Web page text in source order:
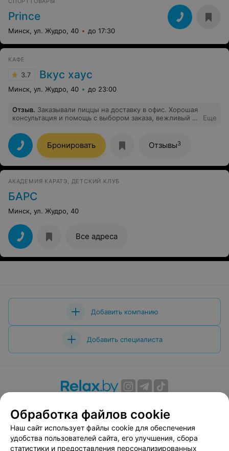
Prince
Минск, ул. Жудро, 40 до 17:30
КАФЕ
3.7 Вкус хаус
Минск, ул. Жудро, 40 до 23:00
Отзыв. Заказывали пиццы на доставку в офис. Хорошая
консультация и помощь с выбором заказа, вежливый и
Еще
Бронировать Отзывы3
АКАДЕМИЯ КАРАТЭ, ДЕТСКИЙ КЛУБ
БАРС
Минск, ул. Жудро, 40
Все адреса
Добавить компанию
Добавить специалиста
Вакансии
Публичный договор
Способы оплаты
Публичный договор по использованию сервиса
«Афиша»
Обработка файлов cookie
Наш сайт использует файлы cookie для обеспечения
удобства пользователей сайта, его улучшения, сбора
статистики и предоставления персонализированных